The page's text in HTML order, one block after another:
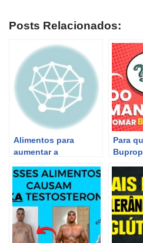
Posts Relacionados:
Alimentos para
aumentar a
FÁCIL BARATO
excelentes para
aumentar
testosterona
Para
para